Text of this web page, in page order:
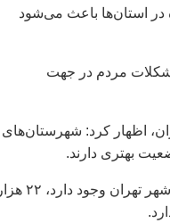
در استان‌ها باعث می‌شود
مردم در جهت
اظهار کرد: شهرستان‌های
بهتری دارند.
وزيرآموزش وپرورش ادامه داد: از ۳۳ هزار کلاس درس که در شهر تهران وجود دارد، ۲۲ هزار